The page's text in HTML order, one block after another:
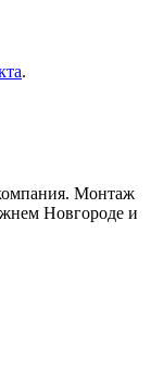
.
Монтаж
Новгороде и